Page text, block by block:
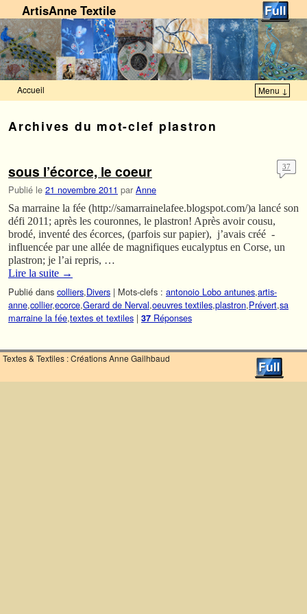
ArtisAnne Textile
Accueil Menu ↓
Archives du mot-clef plastron
sous l’écorce, le coeur
Publié le 21 novembre 2011 par Anne
37
Sa marraine la fée (http://samarrainelafee.blogspot.com/)a lancé son
défi 2011; après les couronnes, le plastron! Après avoir cousu,
brodé, inventé des écorces, (parfois sur papier), j’avais créé -
influencée par une allée de magnifiques eucalyptus en Corse, un
plastron; je l’ai repris, …
Lire la suite →
Publié dans colliers,Divers | Mots-clefs : antonoio Lobo antunes,artis-
anne,collier,ecorce,Gerard de Nerval,oeuvres textiles,plastron,Prévert,sa
marraine la fée,textes et textiles | 37 Réponses
Textes & Textiles : Créations Anne Gailhbaud